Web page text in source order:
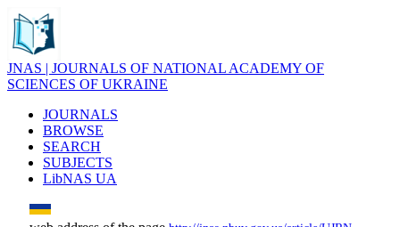
JNAS | JOURNALS OF NATIONAL ACADEMY OF
SCIENCES OF UKRAINE
JOURNALS
BROWSE
SEARCH
SUBJECTS
LibNAS UA